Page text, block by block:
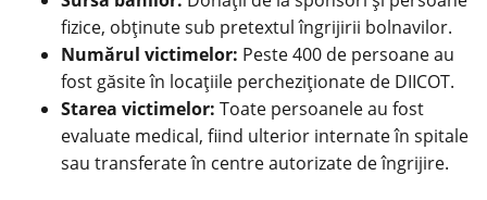
fizice, obținute sub pretextul îngrijirii bolnavilor.
Numărul victimelor: Peste 400 de persoane au
fost găsite în locațiile percheziționate de DIICOT.
Starea victimelor: Toate persoanele au fost
evaluate medical, fiind ulterior internate în spitale
sau transferate în centre autorizate de îngrijire.